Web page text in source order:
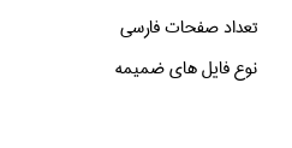
تعداد صفحات فارسی
نوع فایل های ضمیمه